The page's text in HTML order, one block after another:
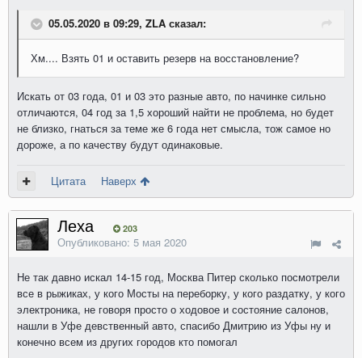
05.05.2020 в 09:29, ZLA сказал:
Хм.... Взять 01 и оставить резерв на восстановление?
Искать от 03 года, 01 и 03 это разные авто, по начинке сильно
отличаются, 04 год за 1,5 хороший найти не проблема, но будет
не близко, гнаться за теме же 6 года нет смысла, тож самое но
дороже, а по качеству будут одинаковые.
Цитата Наверх
Леха 203
Опубликовано: 5 мая 2020
Не так давно искал 14-15 год, Москва Питер сколько посмотрели
все в рыжиках, у кого Мосты на переборку, у кого раздатку, у кого
электроника, не говоря просто о ходовое и состояние салонов,
нашли в Уфе девственный авто, спасибо Дмитрию из Уфы ну и
конечно всем из других городов кто помогал